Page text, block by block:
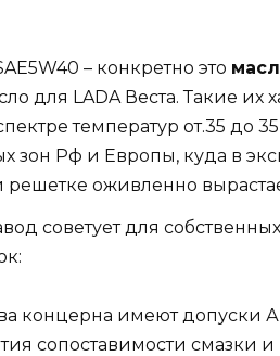
– конкретно это
для LADA Веста. Такие их
температур от.35 до
зон Рф и Европы, куда в
решетке оживленно
советует для
концерна имеют допуски
сопоставимости смазки и